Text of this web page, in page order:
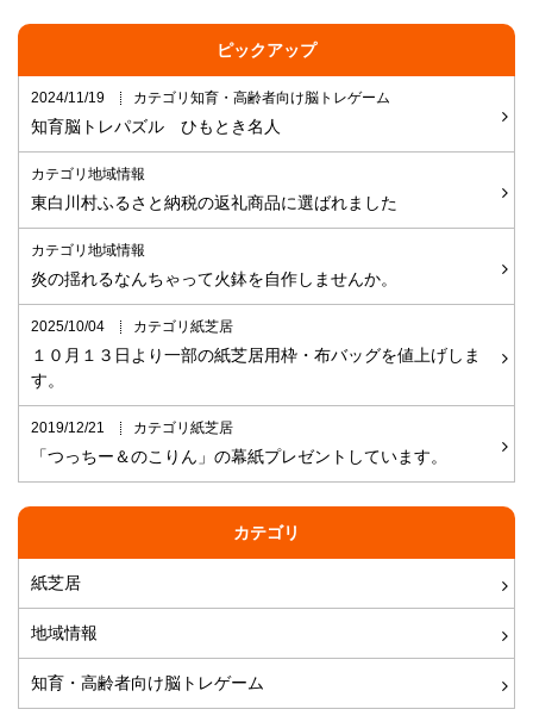
ピックアップ
2024/11/19 カテゴリ知育・高齢者向け脳トレゲーム
知育脳トレパズル ひもとき名人
カテゴリ地域情報
東白川村ふるさと納税の返礼商品に選ばれました
カテゴリ地域情報
炎の揺れるなんちゃって火鉢を自作しませんか。
2025/10/04 カテゴリ紙芝居
１０月１３日より一部の紙芝居用枠・布バッグを値上げしま
す。
2019/12/21 カテゴリ紙芝居
「つっちー＆のこりん」の幕紙プレゼントしています。
カテゴリ
紙芝居
地域情報
知育・高齢者向け脳トレゲーム